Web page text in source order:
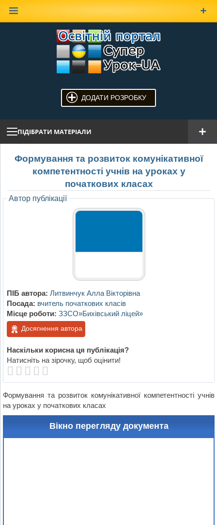
ДОДАТИ РОЗРОБКУ
ПІДІБРАТИ МАТЕРІАЛИ
Формування та розвиток комунікативної
компетентності учнів на уроках у
початкових класах
Автор публікації
ПІБ автора: Литвинчук Алла Вікторівна
Посада: вчитель початкових класів
Місце роботи: ЗЗСО»Бихівський ліцей»
Досягнення автора
Наскільки корисна ця публікація?
Натисніть на зірочку, щоб оцінити!
Формування та розвиток комунікативної компетентності учнів
на уроках у початкових класах
Вікно перегляду документа